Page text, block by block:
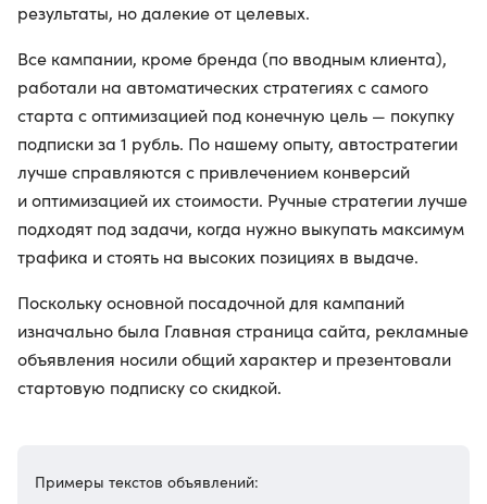
результаты, но далекие от целевых.
Все кампании, кроме бренда (по вводным клиента),
работали на автоматических стратегиях с самого
старта с оптимизацией под конечную цель — покупку
подписки за 1 рубль. По нашему опыту, автостратегии
лучше справляются с привлечением конверсий
и оптимизацией их стоимости. Ручные стратегии лучше
подходят под задачи, когда нужно выкупать максимум
трафика и стоять на высоких позициях в выдаче.
Поскольку основной посадочной для кампаний
изначально была Главная страница сайта, рекламные
объявления носили общий характер и презентовали
стартовую подписку со скидкой.
Примеры текстов объявлений: